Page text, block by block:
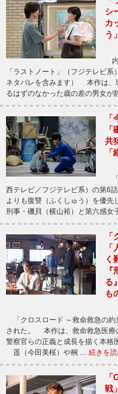
シ
カ
う」
内
「ラストノート」（フジテレビ
ネタバレを含みます） 本作は、
るはずのなかった歳の差の男女
共
「
西テレビ／フジテレビ系）の第6
よりも復讐（ふくしゅう）を優先
刑事・磯貝（横山裕）と第六感
く
る
も
「クロスロード ～救命救急の約
された。 本作は、救命救急医療
警察官らの正義と成長を描く本格
遥（今田美桜）や桐 … 続きを
戦